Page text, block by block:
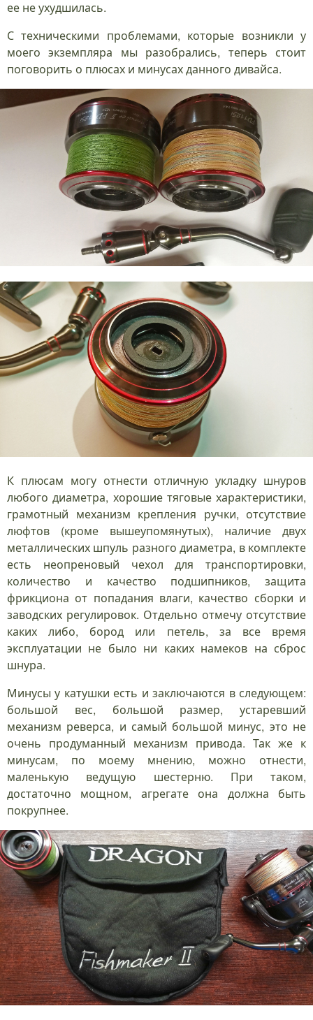
ее не ухудшилась.
С техническими проблемами, которые возникли у
моего экземпляра мы разобрались, теперь стоит
поговорить о плюсах и минусах данного дивайса.
К плюсам могу отнести отличную укладку шнуров
любого диаметра, хорошие тяговые характеристики,
грамотный механизм крепления ручки, отсутствие
люфтов (кроме вышеупомянутых), наличие двух
металлических шпуль разного диаметра, в комплекте
есть неопреновый чехол для транспортировки,
количество и качество подшипников, защита
фрикциона от попадания влаги, качество сборки и
заводских регулировок. Отдельно отмечу отсутствие
каких либо, бород или петель, за все время
эксплуатации не было ни каких намеков на сброс
шнура.
Минусы у катушки есть и заключаются в следующем:
большой вес, большой размер, устаревший
механизм реверса, и самый большой минус, это не
очень продуманный механизм привода. Так же к
минусам, по моему мнению, можно отнести,
маленькую ведущую шестерню. При таком,
достаточно мощном, агрегате она должна быть
покрупнее.